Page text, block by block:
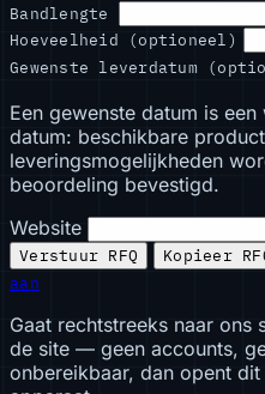
Bandlengte
Hoeveelheid (optioneel)
Gewenste leverdatum
Een gewenste datum is
datum: beschikbare
leveringsmogelijkheden
beoordeling bevestigd.
Website
Verstuur RFQ Kopieer
aan
Gaat rechtstreeks naar
de site — geen accounts,
onbereikbaar, dan opent